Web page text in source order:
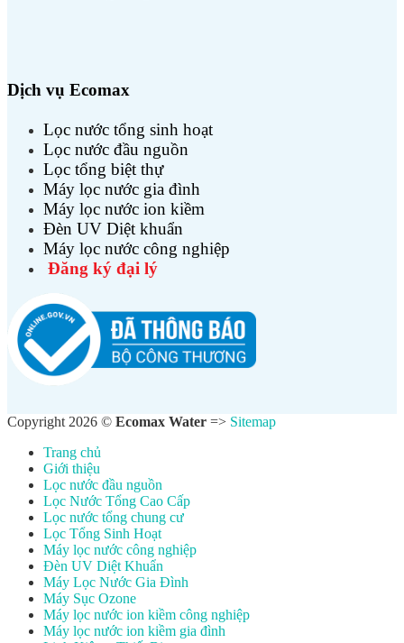
Dịch vụ Ecomax
Lọc nước tổng sinh hoạt
Lọc nước đầu nguồn
Lọc tổng biệt thự
Máy lọc nước gia đình
Máy lọc nước ion kiềm
Đèn UV Diệt khuẩn
Máy lọc nước công nghiệp
Đăng ký đại lý
Copyright 2026 © Ecomax Water => Sitemap
Trang chủ
Giới thiệu
Lọc nước đầu nguồn
Lọc Nước Tổng Cao Cấp
Lọc nước tổng chung cư
Lọc Tổng Sinh Hoạt
Máy lọc nước công nghiệp
Đèn UV Diệt Khuẩn
Máy Lọc Nước Gia Đình
Máy Sục Ozone
Máy lọc nước ion kiềm công nghiệp
Máy lọc nước ion kiềm gia đình